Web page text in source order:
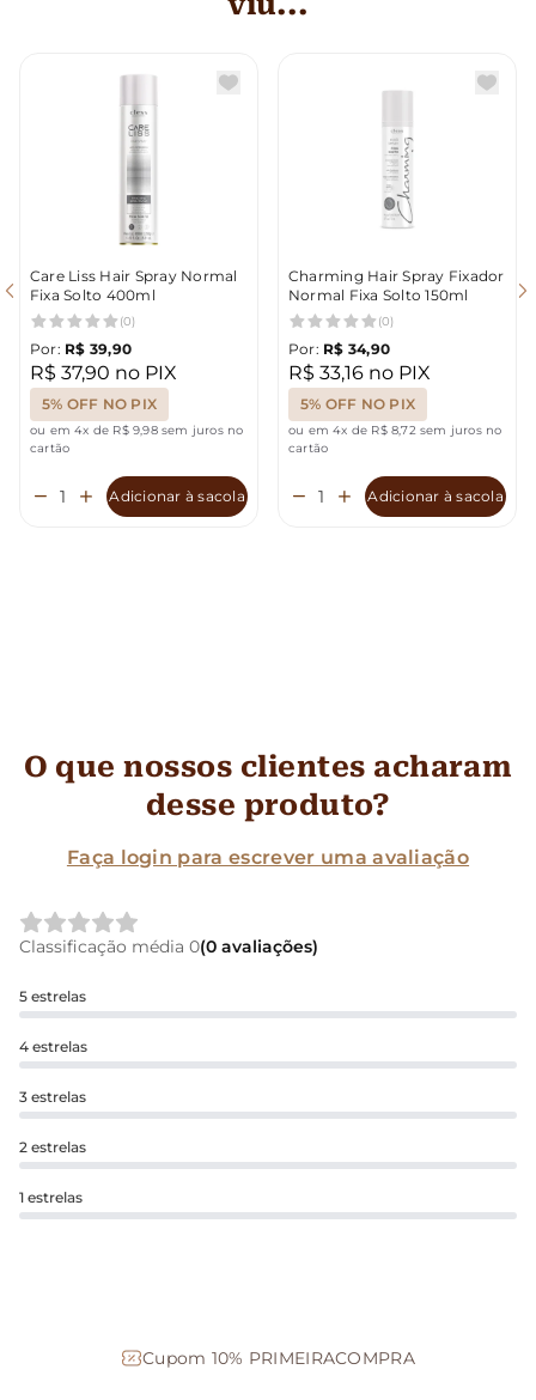
Care Liss Hair Spray Normal
Fixa Solto 400ml
(0)
Por: R$ 39,90
R$ 37,90 no PIX
5% OFF NO PIX
ou em 4x de R$ 9,98 sem juros no
cartão
Adicionar à sacola
Charming Hair Spray Fixador
Normal Fixa Solto 150ml
(0)
Por: R$ 34,90
R$ 33,16 no PIX
5% OFF NO PIX
ou em 4x de R$ 8,72 sem juros no
cartão
Adicionar à sacola
O que nossos clientes acharam
desse produto?
Faça login para escrever uma avaliação
Classificação média 0(0 avaliações)
5 estrelas
4 estrelas
3 estrelas
2 estrelas
1 estrelas
Cupom 10% PRIMEIRACOMPRA